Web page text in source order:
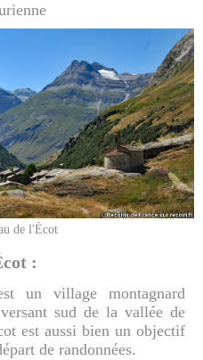
de l'Écot
:
un village montagnard
sud de la vallée de
est aussi bien un objectif
de randonnées.